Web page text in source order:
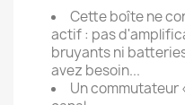
Cette boîte ne
actif : pas
bruyants ni
avez besoin...
Un commutateur